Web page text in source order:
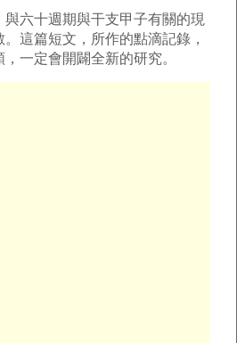
六十週期與干支甲子有關的現
這篇短文，所作的點滴記錄，
一定會開闢全新的研究。